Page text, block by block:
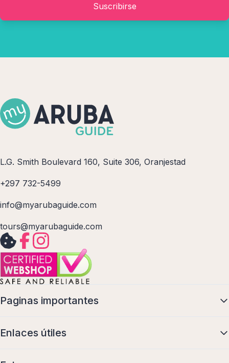
Suscribirse
L.G. Smith Boulevard 160, Suite 306, Oranjestad
+297 732-5499
info@myarubaguide.com
tours@myarubaguide.com
Paginas importantes
Enlaces útiles